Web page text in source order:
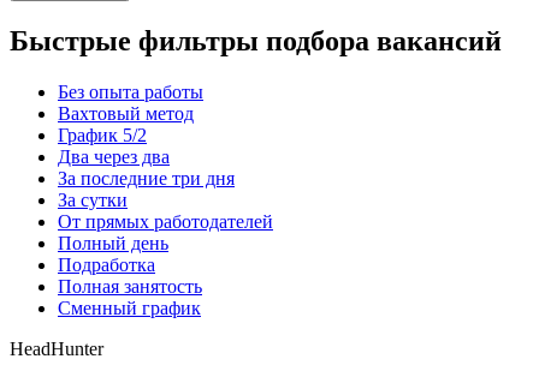
Быстрые фильтры подбора вакансий
Без опыта работы
Вахтовый метод
График 5/2
Два через два
За последние три дня
За сутки
От прямых работодателей
Полный день
Подработка
Полная занятость
Сменный график
HeadHunter